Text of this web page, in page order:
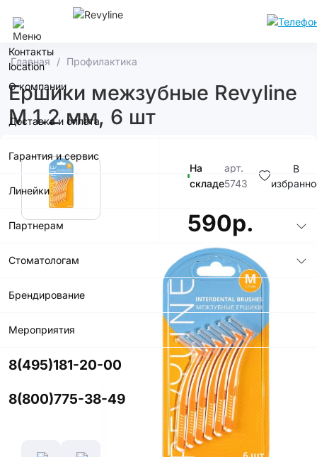
Контакты
О компании
Доставка и оплата
Гарантия и сервис
Линейки
Партнерам
Стоматологам
Брендирование
Мероприятия
8(495)181-20-00
8(800)775-38-49
Главная Профилактика
Ершики межзубные Revyline
M 1.2 мм, 6 шт
На
складе
арт.
5743
В
590р.
В корзину
Купить в
приложении
со скидкой
Цвет